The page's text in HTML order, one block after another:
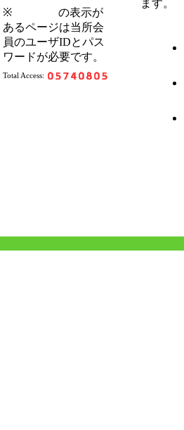
※
の表示が
あるページは当所会
員のユーザIDとパス
ワードが必要です。
Total Access:
ます。